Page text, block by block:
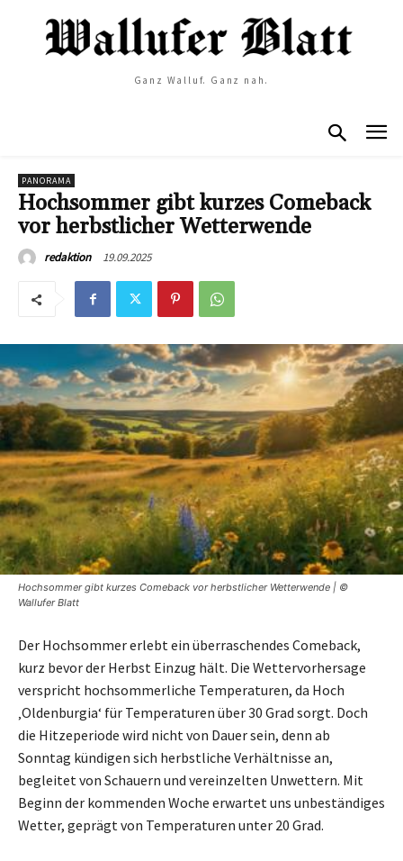
Ganz Walluf. Ganz nah.
PANORAMA
Hochsommer gibt kurzes Comeback
vor herbstlicher Wetterwende
redaktion 19.09.2025
Hochsommer gibt kurzes Comeback vor herbstlicher Wetterwende | ©
Wallufer Blatt
Der Hochsommer erlebt ein überraschendes Comeback,
kurz bevor der Herbst Einzug hält. Die Wettervorhersage
verspricht hochsommerliche Temperaturen, da Hoch
‚Oldenburgia‘ für Temperaturen über 30 Grad sorgt. Doch
die Hitzeperiode wird nicht von Dauer sein, denn ab
Sonntag kündigen sich herbstliche Verhältnisse an,
begleitet von Schauern und vereinzelten Unwettern. Mit
Beginn der kommenden Woche erwartet uns unbeständiges
Wetter, geprägt von Temperaturen unter 20 Grad.